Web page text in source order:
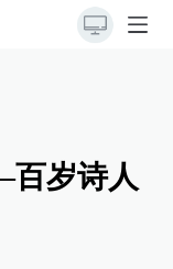
岁诗人